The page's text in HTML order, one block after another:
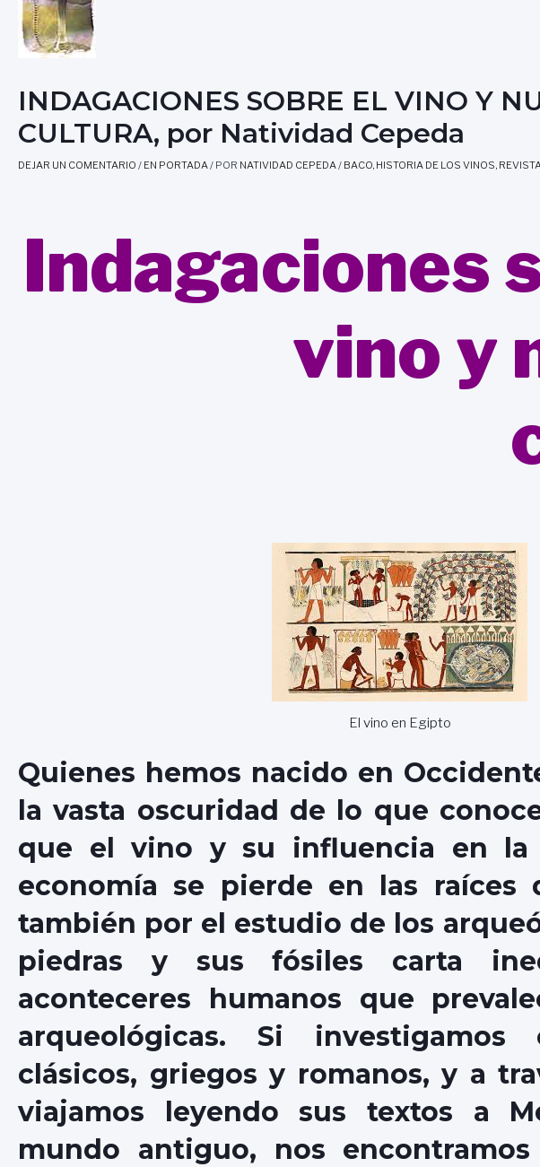
INDAGACIONES SOBRE EL VINO Y
CULTURA, por Natividad Cepeda
DEJAR UN COMENTARIO / EN PORTADA/ POR NATIVIDAD CEPEDA/ BACO, HISTORIA DE LOS VINOS,
Indagaciones
vino y
El vino en Egipto
Quienes hemos nacido en
la vasta oscuridad de lo que
que el vino y su influencia en
economía se pierde en las raíces
también por el estudio de los
piedras y sus fósiles carta
aconteceres humanos que
arqueológicas. Si
clásicos, griegos y romanos, y a
viajamos leyendo sus textos a
mundo antiguo, nos